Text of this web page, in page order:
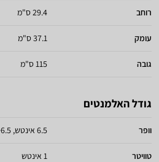
רוחב 29.4 ס"מ
עומק 37.1 ס"מ
גובה 115 ס"מ
גודל האלמנטים
וופר 6.5 אינטש, 6.5+6.5 אינטש
טוויטר 1 אינטש